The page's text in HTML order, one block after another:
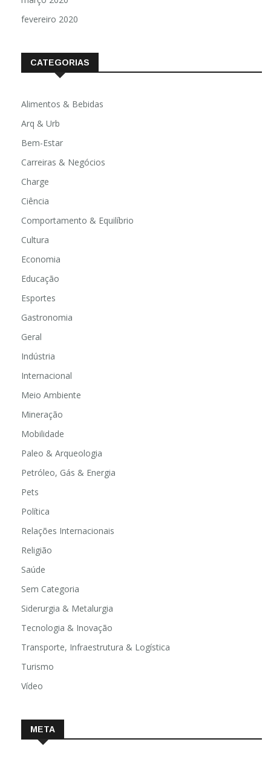
fevereiro 2020
CATEGORIAS
Alimentos & Bebidas
Arq & Urb
Bem-Estar
Carreiras & Negócios
Charge
Ciência
Comportamento & Equilíbrio
Cultura
Economia
Educação
Esportes
Gastronomia
Geral
Indústria
Internacional
Meio Ambiente
Mineração
Mobilidade
Paleo & Arqueologia
Petróleo, Gás & Energia
Pets
Política
Relações Internacionais
Religião
Saúde
Sem Categoria
Siderurgia & Metalurgia
Tecnologia & Inovação
Transporte, Infraestrutura & Logística
Turismo
Vídeo
META